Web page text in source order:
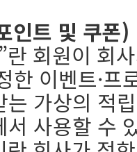
인트 및 쿠폰)
란 회원이 회
한 이벤트·
는 가상의 적
서 사용할 수